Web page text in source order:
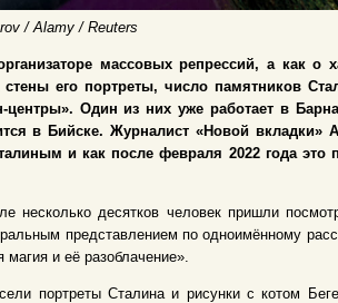
/ Alamy / Reuters
массовых репрессий, а как о
его портреты, число памятников
Один из них уже работает в
в Бийске. Журналист «Новой вкладки»
и как после февраля 2022 года это
несколько десятков человек пришли
представлением по одноимённому
и её разоблачение».
портреты Сталина и рисунки с котом